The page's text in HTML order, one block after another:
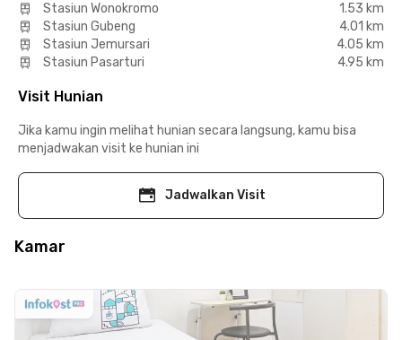
Stasiun Wonokromo
1.53 km
Stasiun Gubeng
4.01 km
Stasiun Jemursari
4.05 km
Stasiun Pasarturi
4.95 km
Visit Hunian
Jika kamu ingin melihat hunian secara langsung, kamu bisa
menjadwakan visit ke hunian ini
Jadwalkan Visit
Kamar